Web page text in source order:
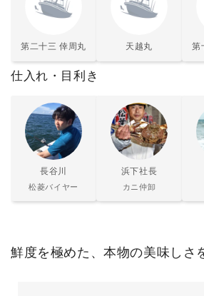
第二十三 倖周丸 天越丸 第
仕入れ・目利き
長谷川
松菱バイヤー
浜下社長
カニ仲卸
鮮度を極めた、本物の美味しさ